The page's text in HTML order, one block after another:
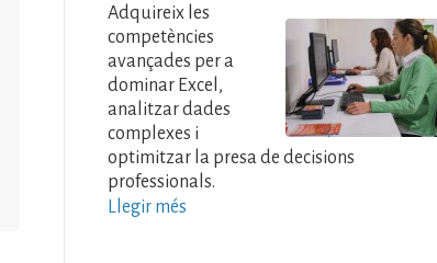
Adquireix les
competències
avançades per a
dominar Excel,
analitzar dades
complexes i
optimitzar la presa de decisions
professionals.
Llegir més